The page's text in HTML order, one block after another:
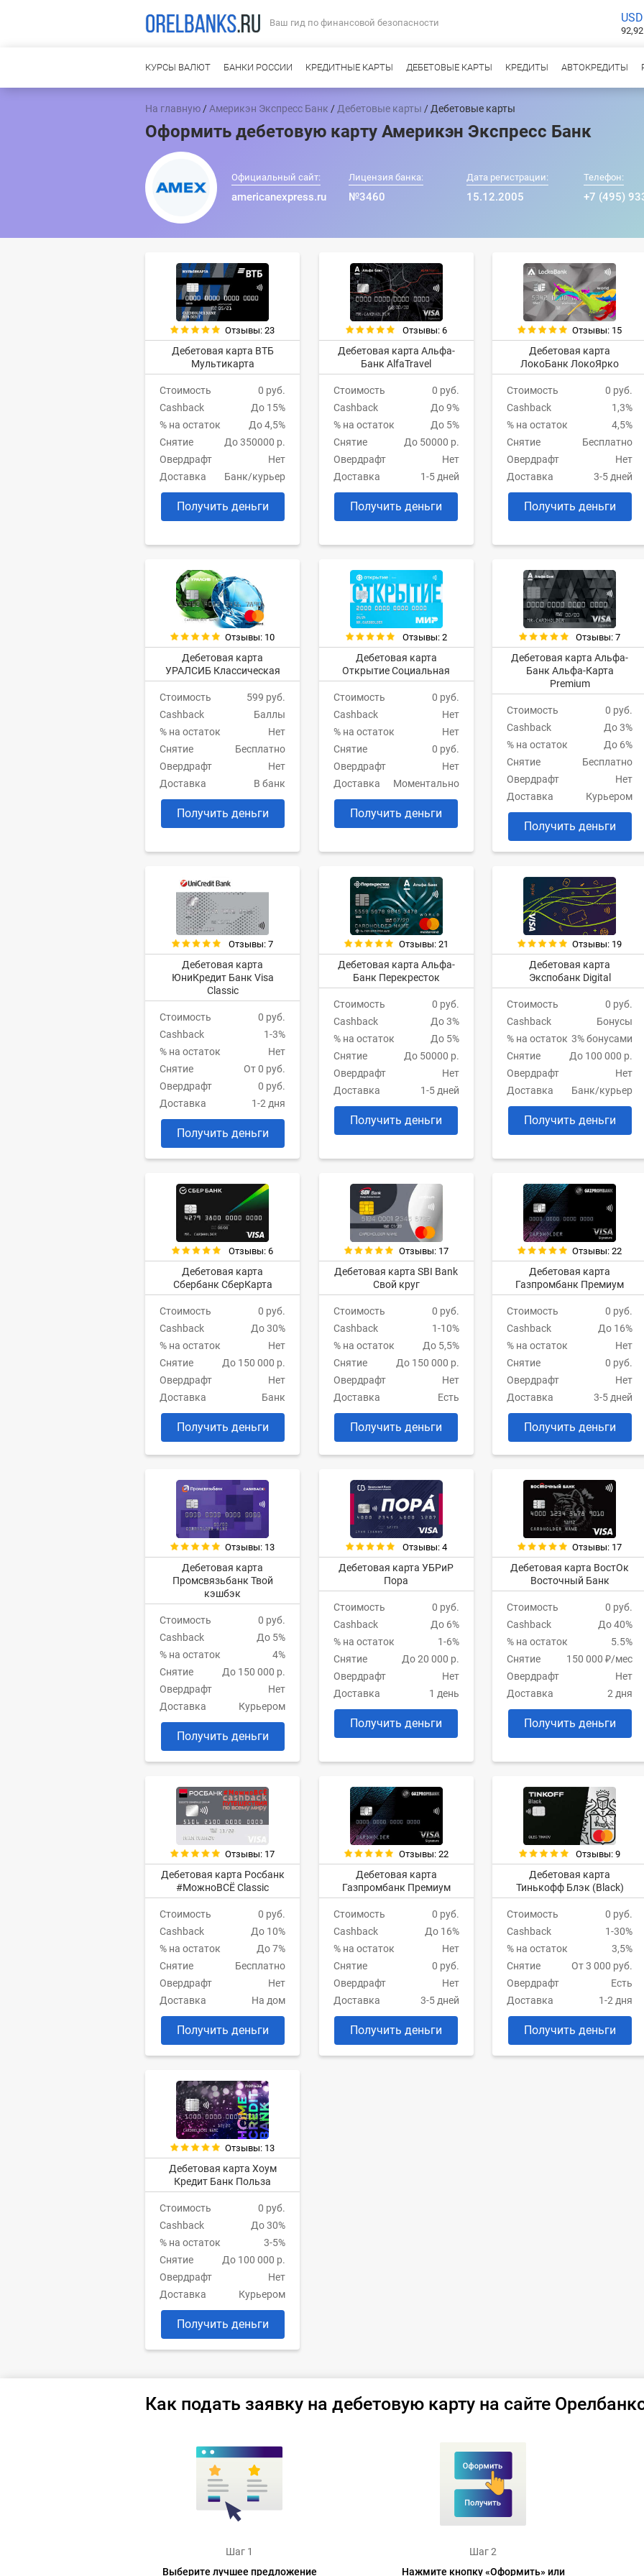
Ваш гид по финансовой безопасности USD
92,92
КУРСЫ ВАЛЮТ БАНКИ РОССИИ КРЕДИТНЫЕ КАРТЫ ДЕБЕТОВЫЕ КАРТЫ КРЕДИТЫ АВТОКРЕДИТЫ
На главную /Америкэн Экспресс Банк / Дебетовые карты / Дебетовые карты
Оформить дебетовую карту Америкэн Экспресс Банк
Официальный сайт:
americanexpress.ru
Лицензия банка:
№3460
Дата регистрации:
15.12.2005
Телефон:
+7 (495)
Отзывы: 23
Дебетовая карта ВТБ
Мультикарта
Стоимость
0 руб.
Cashback
До 15%
% на остаток
До 4,5%
Снятие
До 350000 р.
Овердрафт
Нет
Доставка
Банк/курьер
Получить деньги
Отзывы: 6
Дебетовая карта Альфа-
Банк AlfaTravel
Стоимость
0 руб.
Cashback
До 9%
% на остаток
До 5%
Снятие
До 50000 р.
Овердрафт
Нет
Доставка
1-5 дней
Получить деньги
Отзывы: 15
Дебетовая карта
ЛокоБанк ЛокоЯрко
Стоимость
0 руб.
Cashback
1,3%
% на остаток
4,5%
Снятие
Бесплатно
Овердрафт
Нет
Доставка
3-5 дней
Получить деньги
Отзывы: 10
Дебетовая карта
УРАЛСИБ Классическая
Стоимость
599 руб.
Cashback
Баллы
% на остаток
Нет
Снятие
Бесплатно
Овердрафт
Нет
Доставка
В банк
Получить деньги
Отзывы: 2
Дебетовая карта
Открытие Социальная
Стоимость
0 руб.
Cashback
Нет
% на остаток
Нет
Снятие
0 руб.
Овердрафт
Нет
Доставка
Моментально
Получить деньги
Отзывы: 7
Дебетовая карта Альфа-
Банк Альфа-Карта
Premium
Стоимость
0 руб.
Cashback
До 3%
% на остаток
До 6%
Снятие
Бесплатно
Овердрафт
Нет
Доставка
Курьером
Получить деньги
Отзывы: 7
Дебетовая карта
ЮниКредит Банк Visa
Classic
Стоимость
0 руб.
Cashback
1-3%
% на остаток
Нет
Снятие
От 0 руб.
Овердрафт
0 руб.
Доставка
1-2 дня
Получить деньги
Отзывы: 21
Дебетовая карта Альфа-
Банк Перекресток
Стоимость
0 руб.
Cashback
До 3%
% на остаток
До 5%
Снятие
До 50000 р.
Овердрафт
Нет
Доставка
1-5 дней
Получить деньги
Отзывы: 19
Дебетовая карта
Экспобанк Digital
Стоимость
0 руб.
Cashback
Бонусы
% на остаток 3% бонусами
Снятие
До 100 000 р.
Овердрафт
Нет
Доставка
Банк/курьер
Получить деньги
Отзывы: 6
Дебетовая карта
Сбербанк СберКарта
Стоимость
0 руб.
Cashback
До 30%
% на остаток
Нет
Снятие
До 150 000 р.
Овердрафт
Нет
Доставка
Банк
Получить деньги
Отзывы: 17
Дебетовая карта SBI Bank
Свой круг
Стоимость
0 руб.
Cashback
1-10%
% на остаток
До 5,5%
Снятие
До 150 000 р.
Овердрафт
Нет
Доставка
Есть
Получить деньги
Отзывы: 22
Дебетовая карта
Газпромбанк Премиум
Стоимость
0 руб.
Cashback
До 16%
% на остаток
Нет
Снятие
0 руб.
Овердрафт
Нет
Доставка
3-5 дней
Получить деньги
Отзывы: 13
Дебетовая карта
Промсвязьбанк Твой
кэшбэк
Стоимость
0 руб.
Cashback
До 5%
% на остаток
4%
Снятие
До 150 000 р.
Овердрафт
Нет
Доставка
Курьером
Получить деньги
Отзывы: 4
Дебетовая карта УБРиР
Пора
Стоимость
0 руб.
Cashback
До 6%
% на остаток
1-6%
Снятие
До 20 000 р.
Овердрафт
Нет
Доставка
1 день
Получить деньги
Отзывы: 17
Дебетовая карта ВостОк
Восточный Банк
Стоимость
0 руб.
Cashback
До 40%
% на остаток
5.5%
Снятие
150 000 ₽/мес
Овердрафт
Нет
Доставка
2 дня
Получить деньги
Отзывы: 17
Дебетовая карта Росбанк
#МожноВСЁ Classic
Стоимость
0 руб.
Cashback
До 10%
% на остаток
До 7%
Снятие
Бесплатно
Овердрафт
Нет
Доставка
На дом
Получить деньги
Отзывы: 22
Дебетовая карта
Газпромбанк Премиум
Стоимость
0 руб.
Cashback
До 16%
% на остаток
Нет
Снятие
0 руб.
Овердрафт
Нет
Доставка
3-5 дней
Получить деньги
Отзывы: 9
Дебетовая карта
Тинькофф Блэк (Black)
Стоимость
0 руб.
Cashback
1-30%
% на остаток
3,5%
Снятие
От 3 000 руб.
Овердрафт
Есть
Доставка
1-2 дня
Получить деньги
Отзывы: 13
Дебетовая карта Хоум
Кредит Банк Польза
Стоимость
0 руб.
Cashback
До 30%
% на остаток
3-5%
Снятие
До 100 000 р.
Овердрафт
Нет
Доставка
Курьером
Получить деньги
Как подать заявку на дебетовую карту на сайте
Шаг 1
Выберите лучшее предложение
Шаг 2
Нажмите кнопку «Оформить» или